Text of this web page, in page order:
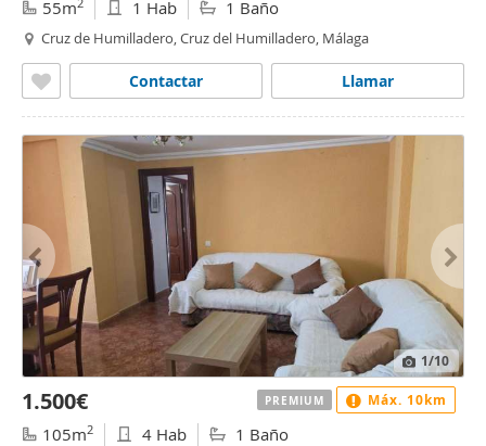
55m 1 Hab 1 Baño
Cruz de Humilladero, Cruz del Humilladero, Málaga
Llamar
Contactar
1/10
1.500€
105m2 4 Hab 1 Baño
PREMIUM Máx. 10km